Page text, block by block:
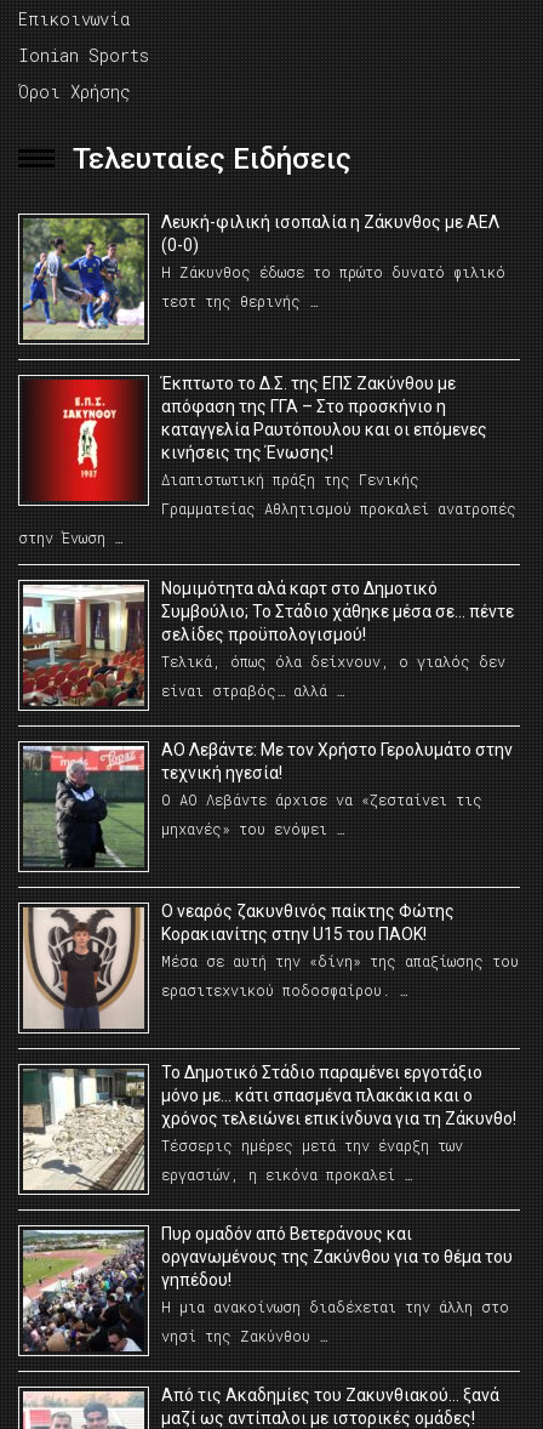
Επικοινωνία
Ionian Sports
Όροι Χρήσης
Τελευταίες Ειδήσεις
Λευκή-φιλική ισοπαλία η Ζάκυνθος με ΑΕΛ
(0-0)
Η Ζάκυνθος έδωσε το πρώτο δυνατό φιλικό
τεστ της θερινής …
Έκπτωτο το Δ.Σ. της ΕΠΣ Ζακύνθου με
απόφαση της ΓΓΑ – Στο προσκήνιο η
καταγγελία Ραυτόπουλου και οι επόμενες
κινήσεις της Ένωσης!
Διαπιστωτική πράξη της Γενικής
Γραμματείας Αθλητισμού προκαλεί ανατροπές
στην Ένωση …
Νομιμότητα αλά καρτ στο Δημοτικό
Συμβούλιο; Το Στάδιο χάθηκε μέσα σε… πέντε
σελίδες προϋπολογισμού!
Τελικά, όπως όλα δείχνουν, ο γιαλός δεν
είναι στραβός… αλλά …
ΑΟ Λεβάντε: Με τον Χρήστο Γερολυμάτο στην
τεχνική ηγεσία!
Ο ΑΟ Λεβάντε άρχισε να «ζεσταίνει τις
μηχανές» του ενόψει …
O νεαρός ζακυνθινός παίκτης Φώτης
Κορακιανίτης στην U15 του ΠΑΟΚ!
Μέσα σε αυτή την «δίνη» της απαξίωσης του
ερασιτεχνικού ποδοσφαίρου. …
Το Δημοτικό Στάδιο παραμένει εργοτάξιο
μόνο με… κάτι σπασμένα πλακάκια και ο
χρόνος τελειώνει επικίνδυνα για τη Ζάκυνθο!
Τέσσερις ημέρες μετά την έναρξη των
εργασιών, η εικόνα προκαλεί …
Πυρ ομαδόν από Βετεράνους και
οργανωμένους της Ζακύνθου για το θέμα του
γηπέδου!
Η μια ανακοίνωση διαδέχεται την άλλη στο
νησί της Ζακύνθου …
Από τις Ακαδημίες του Ζακυνθιακού… ξανά
μαζί ως αντίπαλοι με ιστορικές ομάδες!